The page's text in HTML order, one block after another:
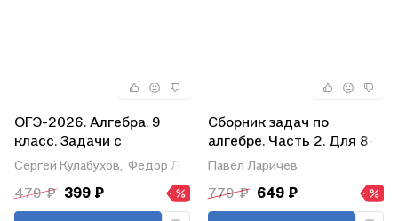
ОГЭ-2026. Алгебра. 9
класс. Задачи с
развёрнутым ответом
Сергей Кулабухов, Федор Лысенко
479 ₽ 399 ₽
Сборник задач по
алгебре. Часть 2. Для 8-
10 классов
Павел Ларичев
779 ₽ 649 ₽